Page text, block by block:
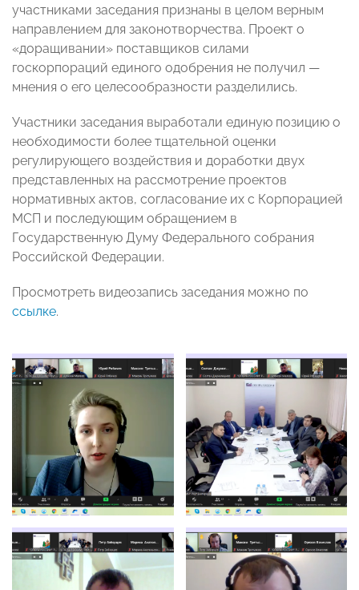
участниками заседания признаны в целом верным
направлением для законотворчества. Проект о
«доращивании» поставщиков силами
госкорпораций единого одобрения не получил —
мнения о его целесообразности разделились.
Участники заседания выработали единую позицию о
необходимости более тщательной оценки
регулирующего воздействия и доработки двух
представленных на рассмотрение проектов
нормативных актов, согласование их с Корпорацией
МСП и последующим обращением в
Государственную Думу Федерального собрания
Российской Федерации.
Просмотреть видеозапись заседания можно по
ссылке.